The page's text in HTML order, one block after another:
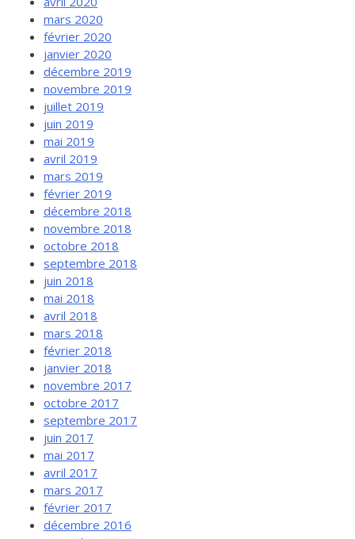
mars 2020
février 2020
janvier 2020
décembre 2019
novembre 2019
juillet 2019
juin 2019
mai 2019
avril 2019
mars 2019
février 2019
décembre 2018
novembre 2018
octobre 2018
septembre 2018
juin 2018
mai 2018
avril 2018
mars 2018
février 2018
janvier 2018
novembre 2017
octobre 2017
septembre 2017
juin 2017
mai 2017
avril 2017
mars 2017
février 2017
décembre 2016